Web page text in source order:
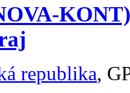
republika,